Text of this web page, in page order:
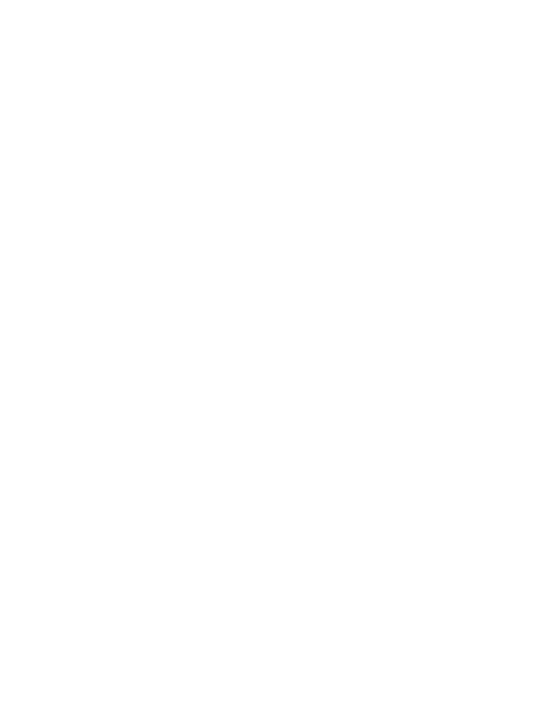
фото и автообзоры. Автотюнинг, тест-драйвы. Шины, диски, резина
фото и автообзоры. Автотюнинг, тест-драйвы. Шины, диски, резина